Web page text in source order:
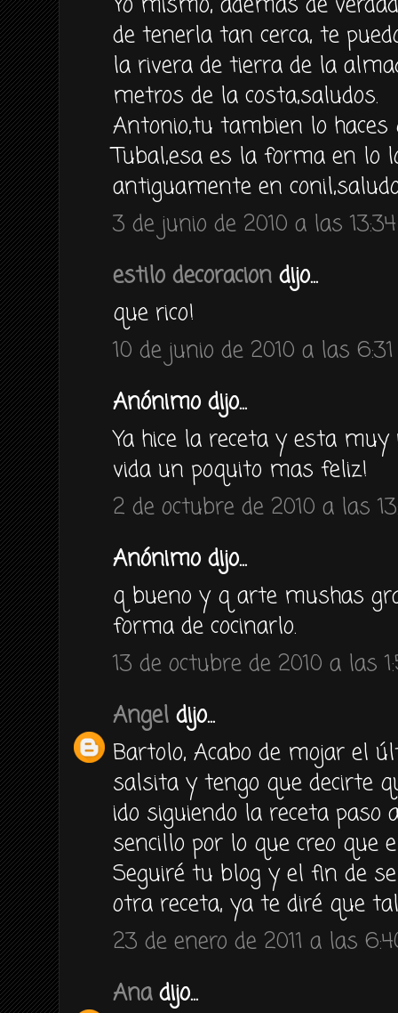
de tenerla tan cerca, te
la rivera de tierra de la
metros de la costa,saludos.
Antonio,tu tambien lo haces
Tubal,esa es la forma en lo
antiguamente en
3 de junio de 2010 a las 13:34
estilo decoracion dijo...
que rico!
10 de junio de 2010 a las 6:31
Anónimo dijo...
Ya hice la receta y esta
vida un poquito mas feliz!
2 de octubre de 2010 a las
Anónimo dijo...
q bueno y q arte mushas
forma de cocinarlo.
13 de octubre de 2010 a las
Angel dijo...
Bartolo, Acabo de mojar el
salsita y tengo que decirte
ido siguiendo la receta
sencillo por lo que creo que
Seguiré tu blog y el fin de
otra receta, ya te diré que
23 de enero de 2011 a las
Anadijo...